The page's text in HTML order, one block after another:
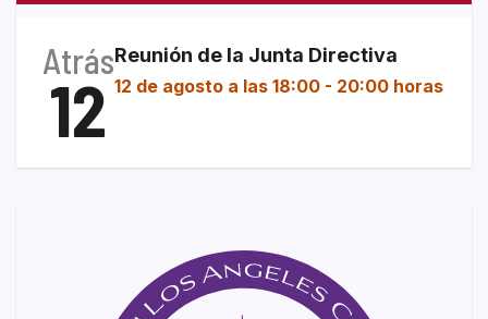
Atrás
12
Reunión de la Junta Directiva
12 de agosto a las 18:00 - 20:00 horas